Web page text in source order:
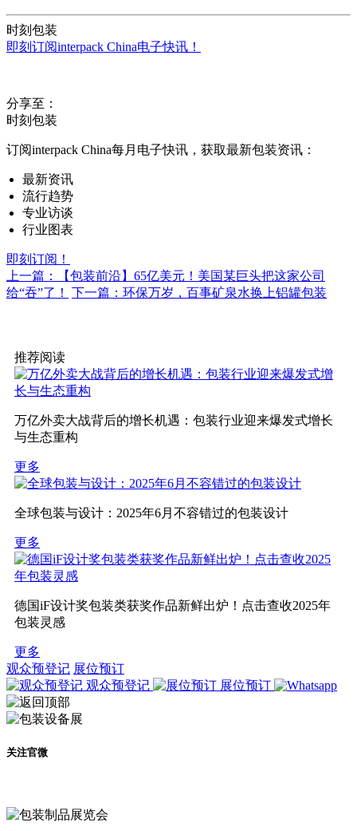
时刻包装
即刻订阅interpack China电子快讯！
分享至：
时刻包装
订阅interpack China每月电子快讯，获取最新包装资讯：
最新资讯
流行趋势
专业访谈
行业图表
即刻订阅！
上一篇：【包装前沿】65亿美元！美国某巨头把这家公司
给“吞”了！
下一篇：环保万岁，百事矿泉水换上铝罐包装
推荐阅读
万亿外卖大战背后的增长机遇：包装行业迎来爆发式增长
与生态重构
更多
全球包装与设计：2025年6月不容错过的包装设计
更多
德国iF设计奖包装类获奖作品新鲜出炉！点击查收2025年
包装灵感
更多
观众预登记 展位预订
观众预登记
展位预订
关注官微